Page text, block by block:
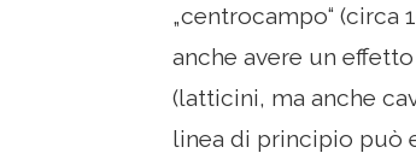
„centrocampo“
anche avere un
(latticini, ma anche
linea di principio può